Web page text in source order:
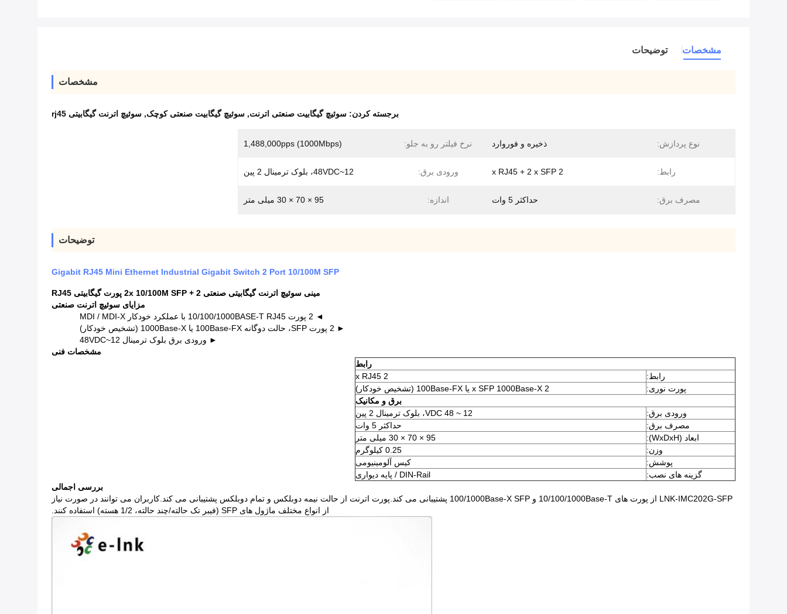
مشخصات توضیحات
مشخصات
برجسته کردن: سوئیچ گیگابیت صنعتی اترنت, سوئیچ گیگابیت صنعتی کوچک, سوئیچ اترنت گیگابیتی rj45
نوع پردازش: ذخیره و فوروارد نرخ فیلتر رو به جلو: 1,488,000pps (1000Mbps)
رابط: 2 x RJ45 + 2 x SFP ورودی برق: 12~48VDC، بلوک ترمینال 2 پین
مصرف برق: حداکثر 5 وات اندازه: 95 × 70 × 30 میلی متر
توضیحات
Gigabit RJ45 Mini Ethernet Industrial Gigabit Switch 2 Port 10/100M SFP
مینی سوئیچ اترنت گیگابیتی صنعتی 2x 10/100M SFP + 2 پورت گیگابیتی RJ45
مزایای سوئیچ اترنت صنعتی
◄ 2 پورت 10/100/1000BASE-T RJ45 با عملکرد خودکار MDI / MDI-X
► 2 پورت SFP، حالت دوگانه 100Base-FX یا 1000Base-X (تشخیص خودکار)
► ورودی برق بلوک ترمینال 12~48VDC
مشخصات فنی
رابط
رابط:
2 x RJ45
پورت نوری:
2 x SFP 1000Base-X یا 100Base-FX (تشخیص خودکار)
برق و مکانیک
ورودی برق:
12 ~ 48 VDC، بلوک ترمینال 2 پین
مصرف برق:
حداکثر 5 وات
ابعاد (WxDxH):
95 × 70 × 30 میلی متر
وزن:
0.25 کیلوگرم
پوشش:
کیس آلومینیومی
گزینه های نصب:
DIN-Rail / پایه دیواری
بررسی اجمالی
LNK-IMC202G-SFP از پورت های 10/100/1000Base-T و 100/1000Base-X SFP پشتیبانی می کند.پورت اترنت از حالت نیمه دوبلکس و تمام دوبلکس پشتیبانی می کند.کاربران می توانند در صورت نیاز
از انواع مختلف ماژول های SFP (فیبر تک حالته/چند حالته، 1/2 هسته) استفاده کنند.